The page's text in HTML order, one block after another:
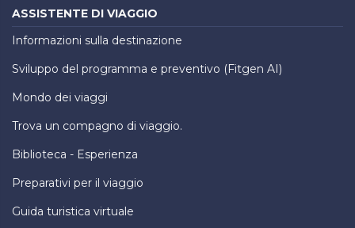
ASSISTENTE DI VIAGGIO
Informazioni sulla destinazione
Sviluppo del programma e preventivo (Fitgen AI)
Mondo dei viaggi
Trova un compagno di viaggio.
Biblioteca - Esperienza
Preparativi per il viaggio
Guida turistica virtuale